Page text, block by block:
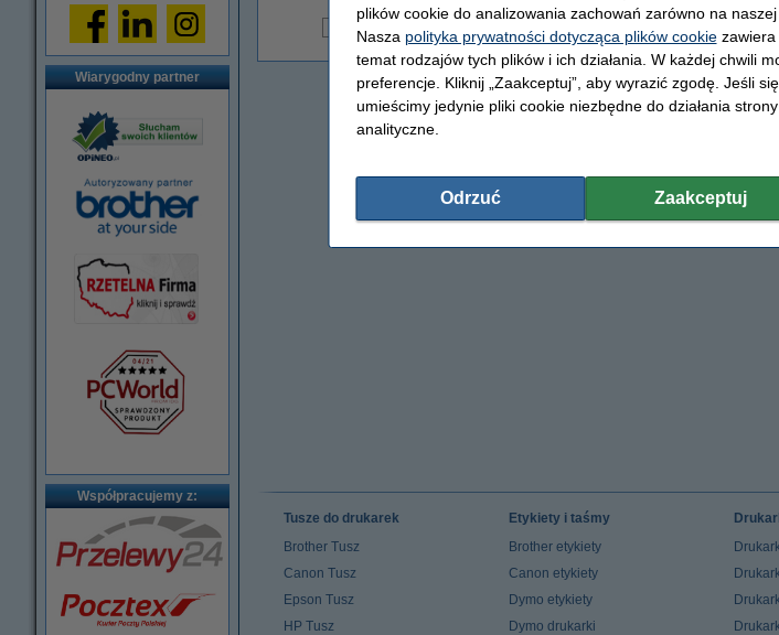
Wiarygodny partner
Współpracujemy z:
21,00 zł(Chwilowy brak towaru)
17,07 zł bez VAT
Tusze do drukarek
Brother Tusz
Canon Tusz
Epson Tusz
HP Tusz
Etykiety i taśmy
Brother etykiety
Canon etykiety
Dymo etykiety
Dymo drukarki
plików cookie do analizowania zachowań zarówno na
Nasza polityka prywatności dotycząca plików cookiezawiera
temat rodzajów tych plików i ich działania. W każdej chwili
preferencje. Kliknij „Zaakceptuj”, aby wyrazić zgodę. Jeśli
umieścimy jedynie pliki cookie niezbędne do działania
analityczne.
Odrzuć Zaakceptuj